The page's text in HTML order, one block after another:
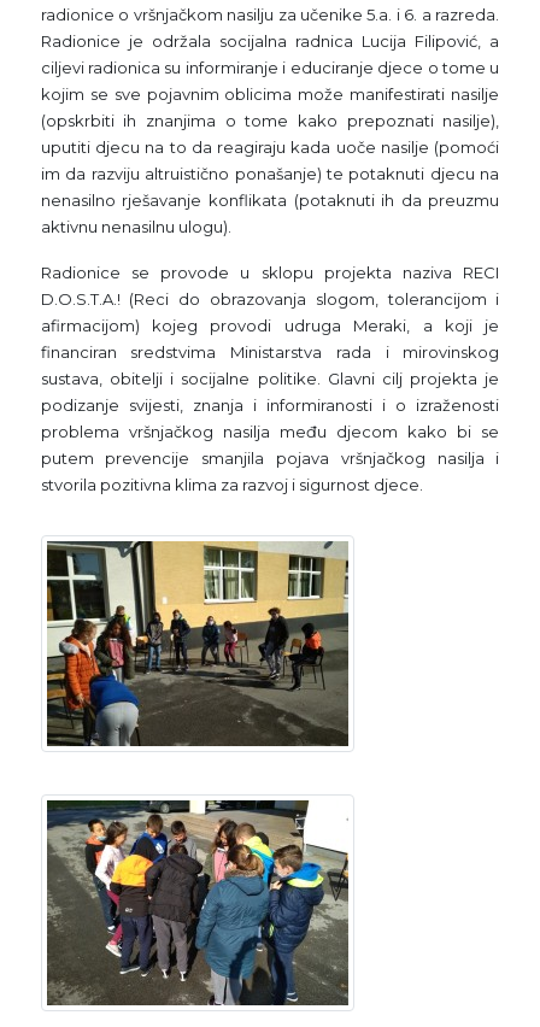
radionice o vršnjačkom nasilju za učenike 5.a. i 6. a razreda.
Radionice je održala socijalna radnica Lucija Filipović, a
ciljevi radionica su informiranje i educiranje djece o tome u
kojim se sve pojavnim oblicima može manifestirati nasilje
(opskrbiti ih znanjima o tome kako prepoznati nasilje),
uputiti djecu na to da reagiraju kada uoče nasilje (pomoći
im da razviju altruistično ponašanje) te potaknuti djecu na
nenasilno rješavanje konflikata (potaknuti ih da preuzmu
aktivnu nenasilnu ulogu).
Radionice se provode u sklopu projekta naziva RECI
D.O.S.T.A.! (Reci do obrazovanja slogom, tolerancijom i
afirmacijom) kojeg provodi udruga Meraki, a koji je
financiran sredstvima Ministarstva rada i mirovinskog
sustava, obitelji i socijalne politike. Glavni cilj projekta je
podizanje svijesti, znanja i informiranosti i o izraženosti
problema vršnjačkog nasilja među djecom kako bi se
putem prevencije smanjila pojava vršnjačkog nasilja i
stvorila pozitivna klima za razvoj i sigurnost djece.